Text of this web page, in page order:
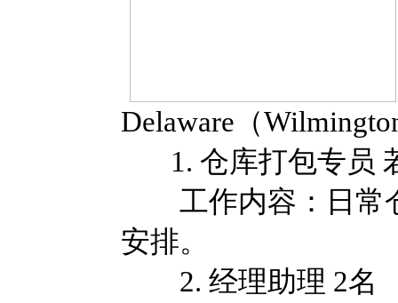
Delaware（
1. 仓库打包专员
工作内容：日常
安排。
2. 经理助理 2名